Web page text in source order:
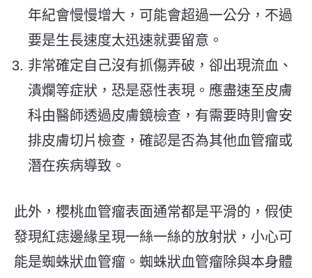
年紀會慢慢增大，可能會超過一公分，不過
要是生長速度太迅速就要留意。
非常確定自己沒有抓傷弄破，卻出現流血、
潰爛等症狀，恐是惡性表現。應盡速至皮膚
科由醫師透過皮膚鏡檢查，有需要時則會安
排皮膚切片檢查，確認是否為其他血管瘤或
潛在疾病導致。
此外，櫻桃血管瘤表面通常都是平滑的，假使
發現紅痣邊緣呈現一絲一絲的放射狀，小心可
能是蜘蛛狀血管瘤。蜘蛛狀血管瘤除與本身體